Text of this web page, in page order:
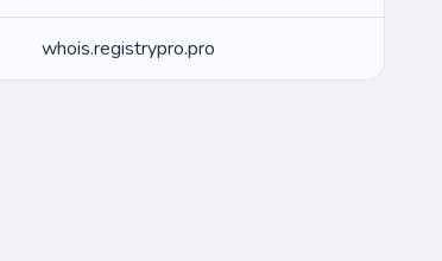
whois.registrypro.pro